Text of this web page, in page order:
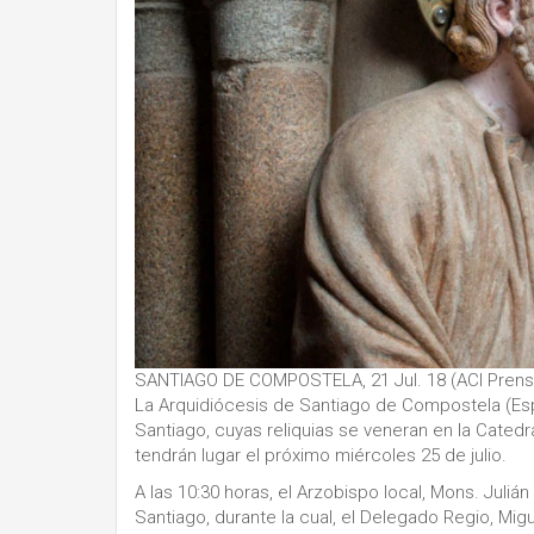
SANTIAGO DE COMPOSTELA, 21 Jul. 18 (ACI
La Arquidiócesis de Santiago de Compostela
Santiago, cuyas reliquias se veneran en la
tendrán lugar el próximo miércoles 25 de julio.
A las 10:30 horas, el Arzobispo local, Mons.
Santiago, durante la cual, el Delegado Regio,